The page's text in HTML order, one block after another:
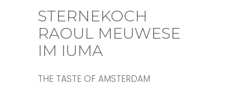
STERNEKOCH
RAOUL MEUWESE
IM IUMA
THE TASTE OF AMSTERDAM